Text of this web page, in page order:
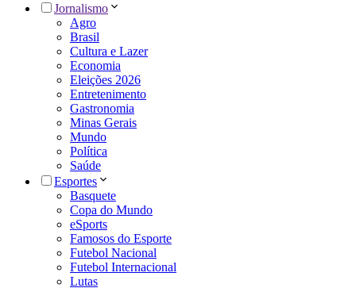
Jornalismo
Agro
Brasil
Cultura e Lazer
Economia
Eleições 2026
Entretenimento
Gastronomia
Minas Gerais
Mundo
Política
Saúde
Esportes
Basquete
Copa do Mundo
eSports
Famosos do Esporte
Futebol Nacional
Futebol Internacional
Lutas